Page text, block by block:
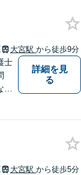
大宮駅 から徒歩9分
士
詳細を見
る
大宮駅 から徒歩5分